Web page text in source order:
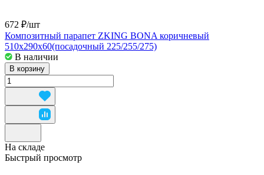
672 ₽/шт
Композитный парапет ZKING BONA коричневый
510x290x60(посадочный 225/255/275)
В наличии
В корзину
На складе
Быстрый просмотр